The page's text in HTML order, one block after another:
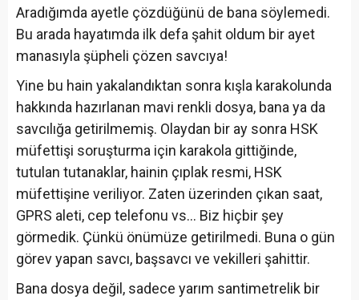
Aradığımda ayetle çözdüğünü de bana söylemedi.
Bu arada hayatımda ilk defa şahit oldum bir ayet
manasıyla şüpheli çözen savcıya!
Yine bu hain yakalandıktan sonra kışla karakolunda
hakkında hazırlanan mavi renkli dosya, bana ya da
savcılığa getirilmemiş. Olaydan bir ay sonra HSK
müfettişi soruşturma için karakola gittiğinde,
tutulan tutanaklar, hainin çıplak resmi, HSK
müfettişine veriliyor. Zaten üzerinden çıkan saat,
GPRS aleti, cep telefonu vs… Biz hiçbir şey
görmedik. Çünkü önümüze getirilmedi. Buna o gün
görev yapan savcı, başsavcı ve vekilleri şahittir.
Bana dosya değil, sadece yarım santimetrelik bir